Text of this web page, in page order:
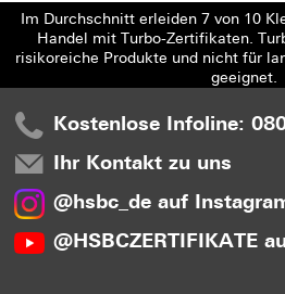
Im Durchschnitt erleiden 7 von 10
Handel mit Turbo-Zertifikaten.
risikoreiche Produkte und nicht für
geeignet.
Kostenlose Infoline:
Ihr Kontakt zu uns
@hsbc_de auf
@HSBCZERTIFIKATE